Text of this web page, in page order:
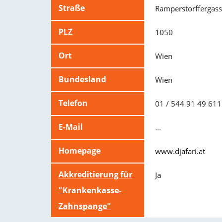
Straße
PLZ 1050
Ort Wien
Bundesland Wien
Telefon 01 / 544 91 49 611
E-Mail ...
Homepage www.djafari.at
Akkreditierung für
"Krankenkasse-
Zahnspange"
Ja